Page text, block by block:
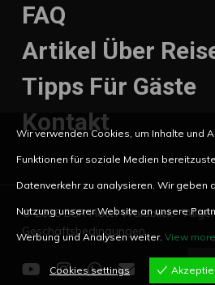
FAQ
Artikel Über
Tipps Für Gäste
Kontakt
© 2026 BSR Hotel Waldblick.
Geschäftsbedingungen
youtubeinstagramwhatsapp
email
Wir verwenden Cookies, um Inhalte und
Funktionen für soziale Medien
Datenverkehr zu analysieren. Wir geben
Nutzung unserer Website an unsere
Werbung und Analysen weiter. View more
Cookies settings